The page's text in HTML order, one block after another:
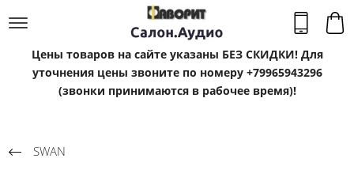
Цены товаров на сайте указаны БЕЗ СКИДКИ! Для
уточнения цены звоните по номеру +79965943296
(звонки принимаются в рабочее время)!
SWAN